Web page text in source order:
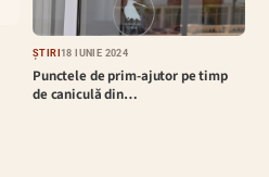
ȘTIRI18 IUNIE 2024
Punctele de prim-ajutor pe timp
de caniculă din…